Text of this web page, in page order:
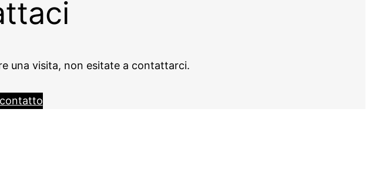
una visita, non esitate a contattarci.